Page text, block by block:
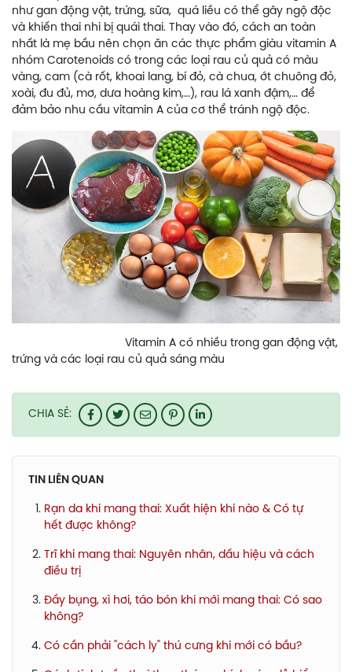
như gan động vật, trứng, sữa, quá liều có thể gây ngộ độc
và khiến thai nhi bị quái thai. Thay vào đó, cách an toàn
nhất là mẹ bầu nên chọn ăn các thực phẩm giàu vitamin A
nhóm Carotenoids có trong các loại rau củ quả có màu
vàng, cam (cà rốt, khoai lang, bí đỏ, cà chua, ớt chuông đỏ,
xoài, đu đủ, mơ, dưa hoàng kim,…), rau lá xanh đậm,… để
đảm bảo nhu cầu vitamin A của cơ thể tránh ngộ độc.
Vitamin A có nhiều trong gan động vật,
trứng và các loại rau củ quả sáng màu
CHIA SẺ:
TIN LIÊN QUAN
Rạn da khi mang thai: Xuất hiện khi nào & Có tự
hết được không?
Trĩ khi mang thai: Nguyên nhân, dấu hiệu và cách
điều trị
Đầy bụng, xì hơi, táo bón khi mới mang thai: Có sao
không?
Có cần phải "cách ly" thú cưng khi mới có bầu?